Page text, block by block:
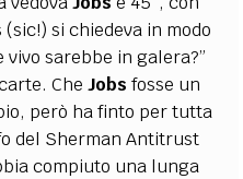
si chiedeva in modo
vivo sarebbe in galera?”
CheJobs fosse un
però ha finto per tutta
del Sherman Antitrust
compiuto una lunga